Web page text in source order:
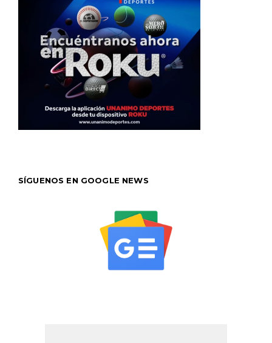
SÍGUENOS EN GOOGLE NEWS